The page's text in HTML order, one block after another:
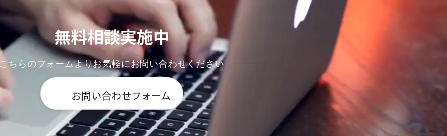
無料相談実施中
ちらのフォームよりお気軽にお問い合わせください
お問い合わせフォーム